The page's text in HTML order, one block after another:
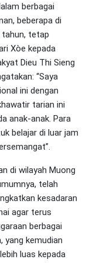
berbagai
beberapa di
tahun, tetap
Xòe kepada
Dieu Thi Sieng
“Saya
ini dengan
tarian ini
anak-anak. Para
belajar di luar jam
di wilayah Muong
telah
kesadaran
agar terus
berbagai
yang kemudian
luas kepada